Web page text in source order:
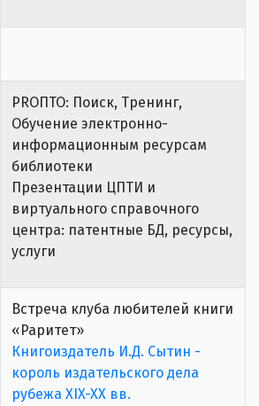
PROПТО: Поиск, Тренинг,
Обучение электронно-
информационным ресурсам
библиотеки
Презентации ЦПТИ и
виртуального справочного
центра: патентные БД, ресурсы,
услуги
Встреча клуба любителей книги
«Раритет»
Книгоиздатель И.Д. Сытин -
король издательского дела
рубежа XIX-XX вв.